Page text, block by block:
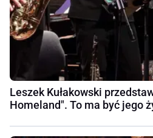
Leszek Kułakowski
Homeland". To ma być jego